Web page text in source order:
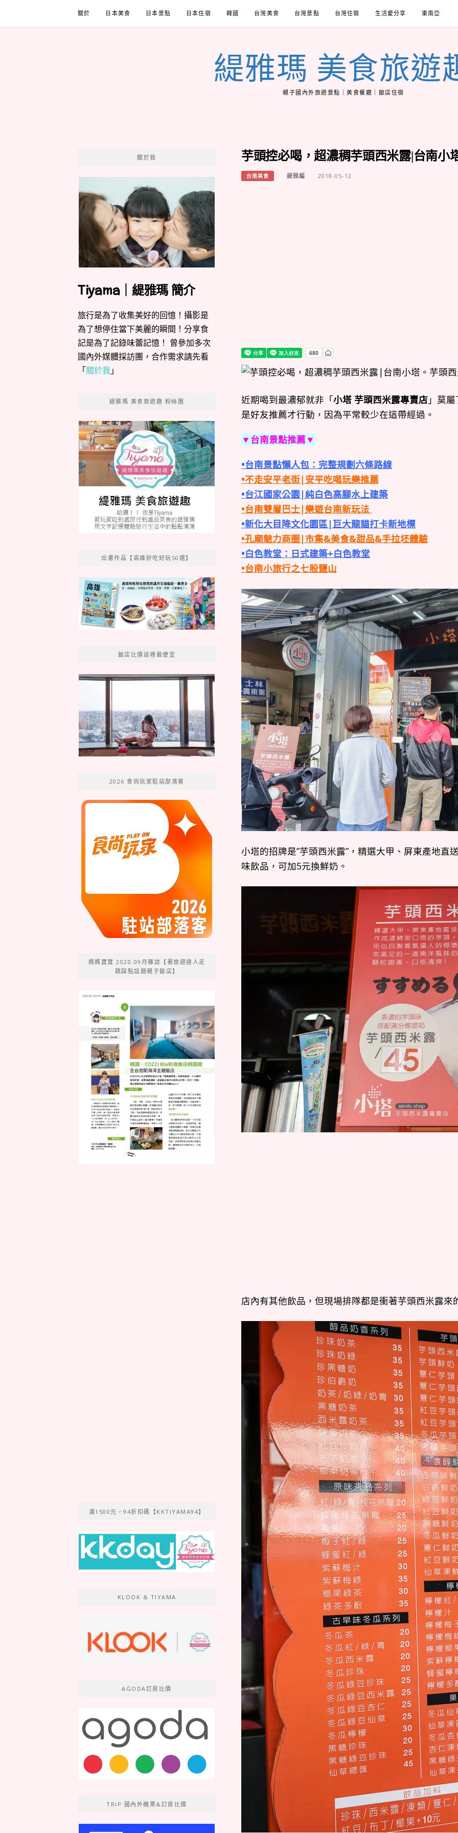
關於 日本美食 日本景點 日本住宿 韓國 台灣美食 台灣景點 台灣住宿 生活愛分享 東南亞
緹雅瑪 美食旅遊
親子國內外旅遊景點｜美食餐廳｜飯店住宿
芋頭控必喝，超濃稠芋頭西米露|台南小
台南美食 緹雅編 2018-05-12
近期喝到最濃郁就非「小塔 芋頭西米露專賣店」莫
是好友推薦才行動，因為平常較少在這帶經過。
▼台南景點推薦▼
•台南景點懶人包：完整規劃六條路線
•不走安平老街|安平吃喝玩樂推薦
•台江國家公園|純白色高腳水上建築
•台南雙層巴士|樂遊台南新玩法
•新化大目降文化園區|巨大龍貓打卡新地標
•孔廟魅力商圈|市集&美食&甜品&手拉坯體驗
•白色教堂：日式建築+白色教堂
•台南小旅行之七股鹽山
小塔的招牌是”芋頭西米露”，精選大甲、屏東產地直
味飲品，可加5元換鮮奶。
店內有其他飲品，但現場排隊都是衝著芋頭西米露來
關於我
Tiyama｜緹雅瑪 簡介
旅行是為了收集美好的回憶！攝影是
為了想停住當下美麗的瞬間！分享食
記是為了記錄味蕾記憶！ 曾參加多次
國內外媒體採訪團，合作需求請先看
「關於我」
緹雅瑪 美食旅遊趣 粉絲團
出書作品【高雄好吃好玩50選】
飯店比價這裡最便宜
2026 食尚玩家駐站部落客
媽媽寶寶 2020.09月雜誌【著旅遊達人走
跳踩點話題親子飯店】
滿1500元，94折扣碼【KKTIYAMA94】
KLOOK & TIYAMA
AGODA訂房比價
TRIP 國內外機票&訂房比價